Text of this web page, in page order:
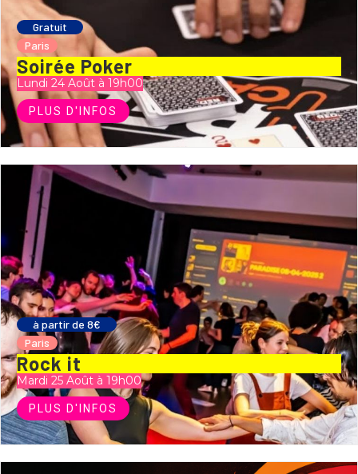
Gratuit
Paris
Soirée Poker
Lundi 24 Août à 19h00
PLUS D'INFOS
à partir de 8€
Paris
Rock it
Mardi 25 Août à 19h00
PLUS D'INFOS